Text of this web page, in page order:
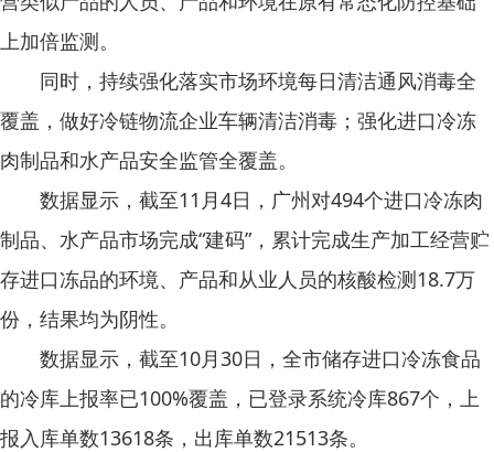
上加倍监测。
同时，持续强化落实市场环境每日清洁通风消毒全
覆盖，做好冷链物流企业车辆清洁消毒；强化进口冷冻
肉制品和水产品安全监管全覆盖。
数据显示，截至11月4日，广州对494个进口冷冻肉
制品、水产品市场完成“建码”，累计完成生产加工经营贮
存进口冻品的环境、产品和从业人员的核酸检测18.7万
份，结果均为阴性。
数据显示，截至10月30日，全市储存进口冷冻食品
的冷库上报率已100%覆盖，已登录系统冷库867个，上
报入库单数13618条，出库单数21513条。